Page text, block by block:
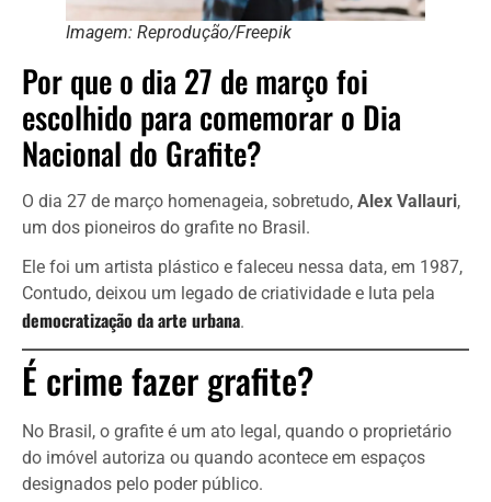
Imagem: Reprodução/Freepik
Por que o dia 27 de março foi
escolhido para comemorar o Dia
Nacional do Grafite?
O dia 27 de março homenageia, sobretudo, Alex Vallauri,
um dos pioneiros do grafite no Brasil.
Ele foi um artista plástico e faleceu nessa data, em 1987,
Contudo, deixou um legado de criatividade e luta pela
democratização da arte urbana.
É crime fazer grafite?
No Brasil, o grafite é um ato legal, quando o proprietário
do imóvel autoriza ou quando acontece em espaços
designados pelo poder público.